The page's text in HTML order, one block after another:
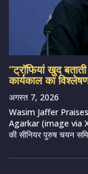
“ट्रॉफियां खुद
कार्यकाल का
अगस्त 7, 2026
Wasim Jaffer
Agarkar (image via X)
की सीनियर पुरुष चयन